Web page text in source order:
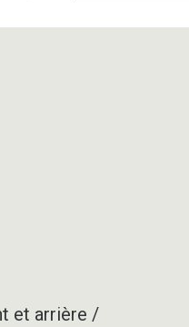
et arrière /